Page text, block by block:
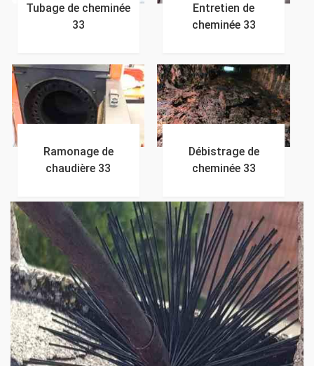
Tubage de cheminée
33
Entretien de
cheminée 33
Ramonage de
chaudière 33
Débistrage de
cheminée 33